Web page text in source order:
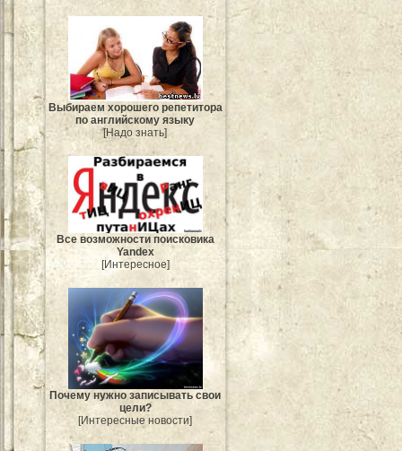
Выбираем хорошего репетитора
по английскому языку
[Надо знать]
Все возможности поисковика
Yandex
[Интересное]
Почему нужно записывать свои
цели?
[Интересные новости]